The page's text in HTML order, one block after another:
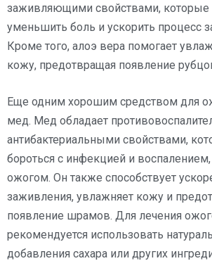
заживляющими свойствами, которые
уменьшить боль и ускорить процесс
Кроме того, алоэ вера помогает
кожу, предотвращая появление
Еще одним хорошим средством для
мед. Мед обладает
антибактериальными свойствами,
бороться с инфекцией и
ожогом. Он также способствует
заживления, увлажняет кожу и
появление шрамов. Для лечения
рекомендуется использовать
добавления сахара или других